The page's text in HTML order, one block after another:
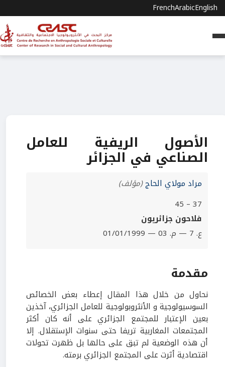
FrenchArabicEnglish
الأصول الريفية للعامل
الصناعي في الجزائر
مراد مولاي الحاج(مؤلف)
37 – 45
فلاحون جزائريون
ع. 7 — م. 03 — 01/01/1999
مقدمة
نحاول من خلال هذا المقال إعطاء بعض الخصائص
السوسيولوجية و الأنثروبولوجية للعامل الجزائري، آخذين
بعين الإعتبار للمجتمع الجزائري على أنه كان أكثر
المجتمعات المغاربية تريفا حتى سنوات الإستقلال. إلا
أن هذه الوضعية لم تبق على حالها بل ظهرت تحولات
اقتصادية أثرت على المجتمع الجزائري برمته.